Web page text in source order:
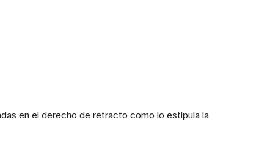
en el derecho de retracto como lo estipula la